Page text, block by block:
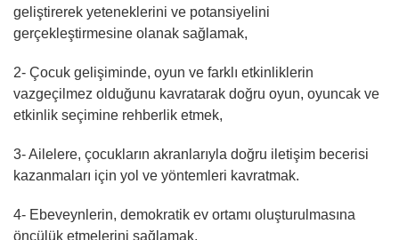
geliştirerek yeteneklerini ve potansiyelini
gerçekleştirmesine olanak sağlamak,
2- Çocuk gelişiminde, oyun ve farklı etkinliklerin
vazgeçilmez olduğunu kavratarak doğru oyun, oyuncak ve
etkinlik seçimine rehberlik etmek,
3- Ailelere, çocukların akranlarıyla doğru iletişim becerisi
kazanmaları için yol ve yöntemleri kavratmak.
4- Ebeveynlerin, demokratik ev ortamı oluşturulmasına
öncülük etmelerini sağlamak,